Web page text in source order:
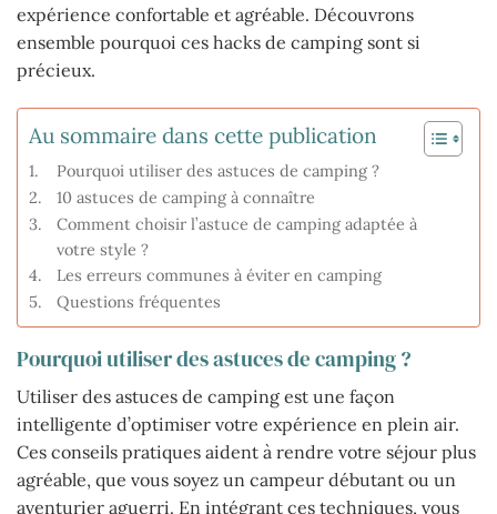
expérience confortable et agréable. Découvrons
ensemble pourquoi ces hacks de camping sont si
précieux.
Au sommaire dans cette publication
Pourquoi utiliser des astuces de camping ?
10 astuces de camping à connaître
Comment choisir l’astuce de camping adaptée à
votre style ?
Les erreurs communes à éviter en camping
Questions fréquentes
Pourquoi utiliser des astuces de camping ?
Utiliser des astuces de camping est une façon
intelligente d’optimiser votre expérience en plein air.
Ces conseils pratiques aident à rendre votre séjour plus
agréable, que vous soyez un campeur débutant ou un
aventurier aguerri. En intégrant ces techniques, vous